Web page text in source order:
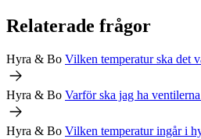
Relaterade frågor
Hyra & Bo Vilken temperatur ska det
Hyra & Bo Varför ska jag ha
Hyra & Bo Vilken temperatur ingår i